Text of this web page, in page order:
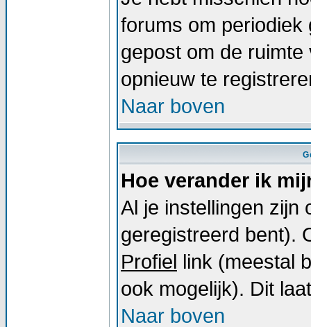
forums om periodiek
gepost om de
opnieuw te
Naar boven
Hoe verander ik
Al je instellingen zijn
geregistreerd bent).
Profiel link (meestal
ook mogelijk). Dit
Naar boven